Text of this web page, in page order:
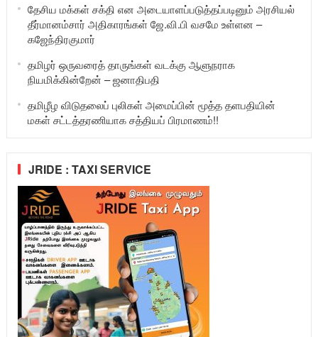
தேசிய மக்கள் சக்தி என அடையாளப்படுத்தப்படினும் அரசியல்
தீர்மானம்சார் அதிகாரங்கள் ஜே.வி.பி வசமே உள்ளன –
கஜேந்திரகுமார்
தமிழர் ஒருவரைத் தாருங்கள் வடக்கு ஆளுநராக
நியமிக்கின்றேன் – ஜனாதிபதி
தமிழீழ விடுதலைப் புலிகள் அமைப்பின் மூத்த தளபதியின்
மகள் சட்டத்தரணியாக சத்தியப் பிரமாணம்!!
JRIDE : TAXI SERVICE